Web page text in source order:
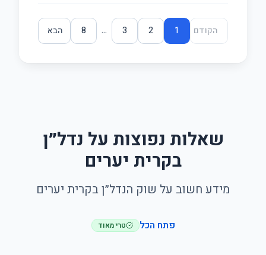
הקודם 1
2
3
...
8 הבא
שאלות נפוצות על נדל״ן
בקרית יערים
מידע חשוב על שוק הנדל״ן בקרית יערים
פתח הכל טרי מאוד